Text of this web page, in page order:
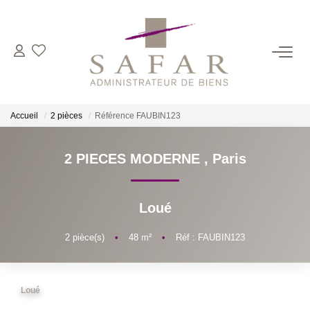
NOS CABINETS
Safar
Nous Rejoindre
Accueil 2 pièces Référence FAUBIN123
2 PIECES MODERNE , Paris
Loué
2 pièce(s) • 48 m² • Réf : FAUBIN123
Loué